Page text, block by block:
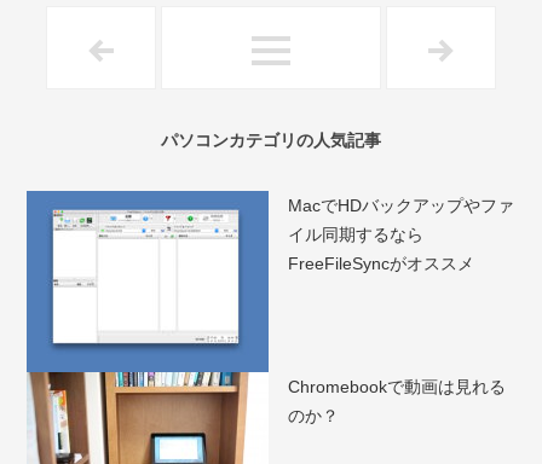
パソコンカテゴリの人気記事
MacでHDバックアップやファ
イル同期するなら
FreeFileSyncがオススメ
Chromebookで動画は見れる
のか？